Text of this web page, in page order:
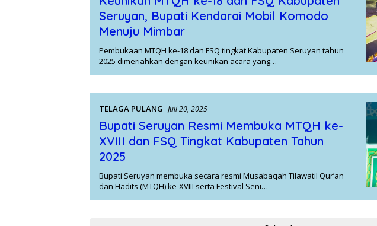
Seruyan, Bupati Kendarai Mobil Komodo
Menuju Mimbar
Pembukaan MTQH ke-18 dan FSQ tingkat Kabupaten Seruyan tahun
2025 dimeriahkan dengan keunikan acara yang…
TELAGA PULANG Juli 20, 2025
Bupati Seruyan Resmi Membuka MTQH ke-
XVIII dan FSQ Tingkat Kabupaten Tahun
2025
Bupati Seruyan membuka secara resmi Musabaqah Tilawatil Qur’an
dan Hadits (MTQH) ke-XVIII serta Festival Seni…